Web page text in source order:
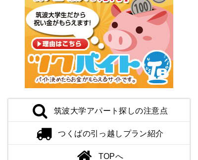
筑波大学アパート探しの注意点
つくばの引っ越しプラン紹介
TOPへ